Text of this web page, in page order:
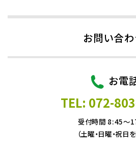
お問い合
お電
TEL: 072-
受付時間 8:45～
（土曜・日曜・祝日を